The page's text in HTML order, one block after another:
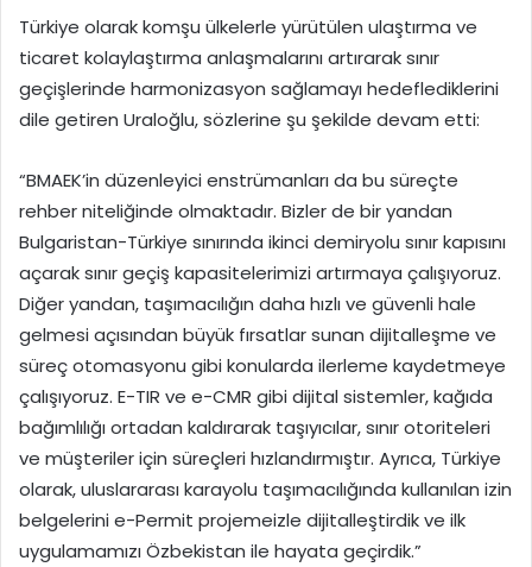
Türkiye olarak komşu ülkelerle yürütülen ulaştırma ve
ticaret kolaylaştırma anlaşmalarını artırarak sınır
geçişlerinde harmonizasyon sağlamayı hedeflediklerini
dile getiren Uraloğlu, sözlerine şu şekilde devam etti:
“BMAEK’in düzenleyici enstrümanları da bu süreçte
rehber niteliğinde olmaktadır. Bizler de bir yandan
Bulgaristan-Türkiye sınırında ikinci demiryolu sınır kapısını
açarak sınır geçiş kapasitelerimizi artırmaya çalışıyoruz.
Diğer yandan, taşımacılığın daha hızlı ve güvenli hale
gelmesi açısından büyük fırsatlar sunan dijitalleşme ve
süreç otomasyonu gibi konularda ilerleme kaydetmeye
çalışıyoruz. E-TIR ve e-CMR gibi dijital sistemler, kağıda
bağımlılığı ortadan kaldırarak taşıyıcılar, sınır otoriteleri
ve müşteriler için süreçleri hızlandırmıştır. Ayrıca, Türkiye
olarak, uluslararası karayolu taşımacılığında kullanılan izin
belgelerini e-Permit projemeizle dijitalleştirdik ve ilk
uygulamamızı Özbekistan ile hayata geçirdik.”